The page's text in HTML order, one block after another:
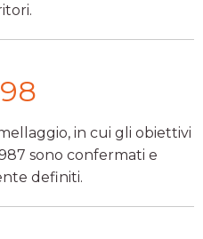
in cui gli obiettivi
sono confermati e
definiti.